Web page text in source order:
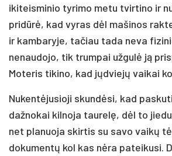
ikiteisminio tyrimo metu tvirtino ir
pridūrė, kad vyras dėl mašinos
ir kambaryje, tačiau tada neva
nenaudojo, tik trumpai užgulė ją
Moteris tikino, kad jųdviejų vaikai
Nukentėjusioji skundėsi, kad
dažnokai kilnoja taurelę, dėl to
net planuoja skirtis su savo vaikų
dokumentų kol kas nėra pateikusi.